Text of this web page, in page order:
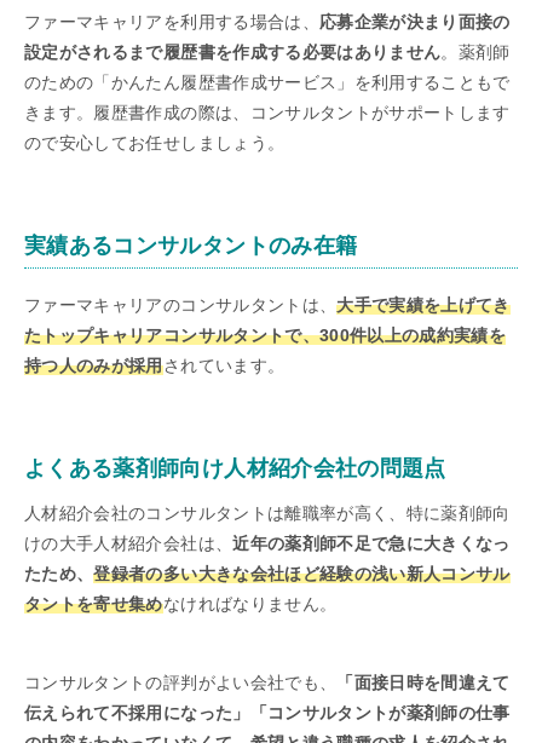
ファーマキャリアを利用する場合は、 応募企業が決まり面接の
設定がされるまで履歴書を作成する必要はありません。薬剤師
のための「かんたん履歴書作成サービス」を利用することもで
きます。履歴書作成の際は、コンサルタントがサポートします
ので安心してお任せしましょう。
実績あるコンサルタントのみ在籍
ファーマキャリアのコンサルタントは、大手で実績を上げてき
たトップキャリアコンサルタントで、300件以上の成約実績を
持つ人のみが採用されています。
よくある薬剤師向け人材紹介会社の問題点
人材紹介会社のコンサルタントは離職率が高く、特に薬剤師向
けの大手人材紹介会社は、近年の薬剤師不足で急に大きくなっ
たため、登録者の多い大きな会社ほど経験の浅い新人コンサル
タントを寄せ集めなければなりません。
コンサルタントの評判がよい会社でも、
「面接日時を間違えて
伝えられて不採用になった」「コンサルタントが薬剤師の仕事